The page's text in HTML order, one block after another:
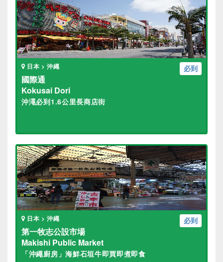
必到
日本 > 沖繩
國際通
Kokusai Dori
沖澠必到1.6公里長商店街
必到
日本 > 沖繩
第一牧志公設市場
Makishi Public Market
「沖繩廚房」海鮮石垣牛即買即煮即食